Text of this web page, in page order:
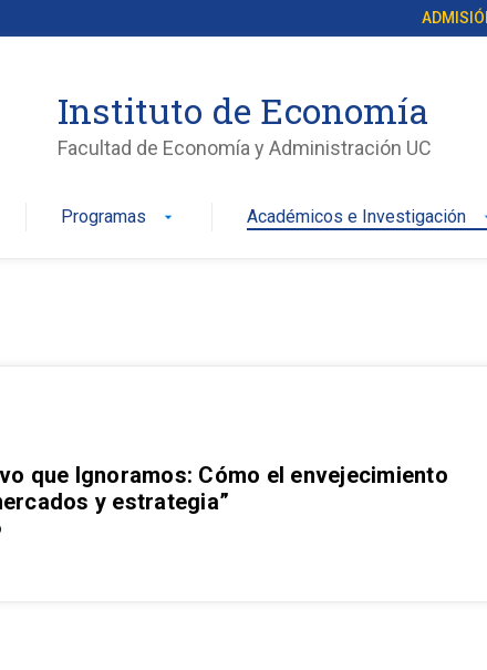
Instituto de Economía
Facultad de Economía y Administración UC
Programas arrow_drop_down Académicos e Investigación
que Ignoramos: Cómo el envejecimiento
y estrategia”